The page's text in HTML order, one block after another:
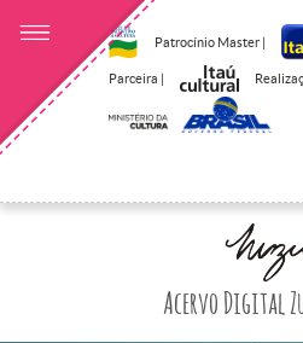
Patrocínio Master |
Parceira |
Acervo Digital